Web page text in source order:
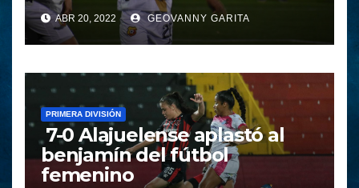
ABR 20, 2022 GEOVANNY GARITA
PRIMERA DIVISIÓN
7-0 Alajuelense aplastó al
benjamín del fútbol
femenino